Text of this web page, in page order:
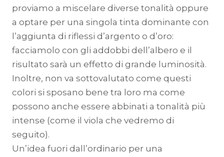
proviamo a miscelare diverse tonalità oppure
a optare per una singola tinta dominante con
l’aggiunta di riflessi d’argento o d’oro:
facciamolo con gli addobbi dell’albero e il
risultato sarà un effetto di grande luminosità.
Inoltre, non va sottovalutato come questi
colori si sposano bene tra loro ma come
possono anche essere abbinati a tonalità più
intense (come il viola che vedremo di
seguito).
Un’idea fuori dall’ordinario per una